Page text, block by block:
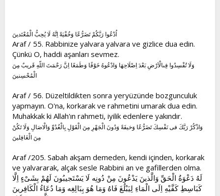
اُدْعُوا رَبَّكُمْ تَضَرُّعًا وَخُفْيَةً اِنَّهُ لَا يُحِبُّ الْمُعْتَدينَ
Araf / 55. Rabbinize yalvara yalvara ve gizlice dua edin.
Çünkü O, haddi aşanları sevmez.
وَلَا تُفْسِدُوا فِىالْاَرْضِ بَعْدَ اِصْلَاحِهَا وَادْعُوهُ خَوْفًا وَطَمَعًا اِنَّ رَحْمَتَ اللّهِ قَريبٌ مِنَ
الْمُحْسِنينَ
Araf / 56. Düzeltildikten sonra yeryüzünde bozgunculuk
yapmayın. O'na, korkarak ve rahmetini umarak dua edin.
Muhakkak ki Allah'ın rahmeti, iyilik edenlere yakındır.
وَاذْكُرْ رَبَّكَ فى نَفْسِكَ تَضَرُّعًا وَخيفَةً وَدُونَ الْجَهْرِ مِنَ الْقَوْلِ بِالْغُدُوِّ وَالْاصَالِ وَلَا تَكُنْ
مِنَ الْغَافِلينَ
Araf /205. Sabah akşam demeden, kendi içinden, korkarak
ve yalvararak, alçak sesle Rabbini an ve gafillerden olma.
لَهُ دَعْوَةُ الْحَقِّ وَالَّذينَ يَدْعُونَ مِنْ دُونِه لَا يَسْتَجيبُونَ لَهُمْ بِشَىْءٍ اِلَّا
كَبَاسِطِ كَفَّيْهِ اِلَى الْمَاءِ لِيَبْلُغَ فَاهُ وَمَا هُوَ بِبَالِغِه وَمَا دُعَاءُ الْكَافِرينَ